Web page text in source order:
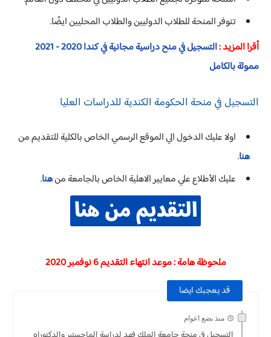
تتوفر المنحة للطلاب الدوليين والطلاب المحليين ايضًا.
أقرا المزيد :
التسجيل في منح دراسية مجانية في كندا 2020 - 2021
ممولة بالكامل
التسجيل في منحة الحكومة الكندية للدراسات العليا
اولا عليك الدخول الي الموقع الرسمي الخاص بالكلية للتقديم من
هنا.
عليك الأطلاع علي معايير الاهلية الخاص بالجامعة منهنا.
ملحوظة هامة : موعد انتهاء التقديم 6 نوفمبر 2020
قد يعجبك ايضا
منذ بضع اعوام